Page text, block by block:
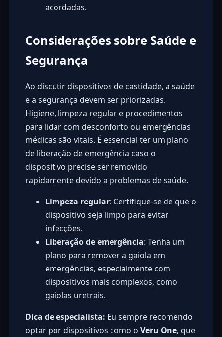
acordadas.
Considerações sobre Saúde e
Segurança
Ao discutir dispositivos de castidade, a saúde
e a segurança devem ser priorizadas.
Higiene, limpeza regular e procedimentos
para lidar com desconforto ou emergências
médicas são vitais. É essencial ter um plano
de liberação de emergência caso o
dispositivo precise ser removido
rapidamente devido a problemas de saúde.
Limpeza regular: Certifique-se de que o
dispositivo seja limpo para evitar
infecções.
Liberação de emergência: Tenha um
plano para remover a gaiola em
emergências, especialmente com
dispositivos mais complexos, como
gaiolas uretrais.
Dica de especialista: Eu sempre recomendo
optar por dispositivos como o Veru One, que